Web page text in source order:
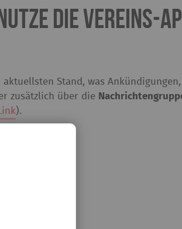
die Vereins-
aktuellsten Stand, was
zusätzlich über die
Link).